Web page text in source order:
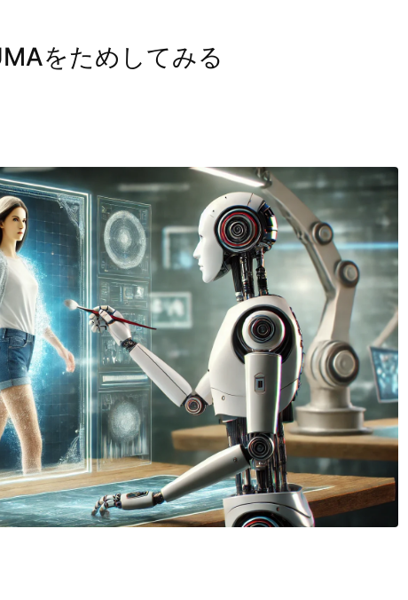
をためしてみる